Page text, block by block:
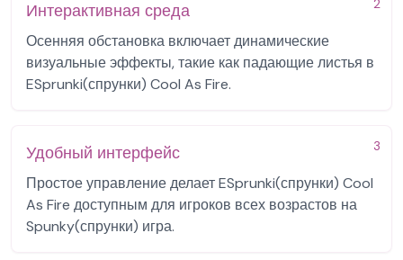
2
Интерактивная среда
Осенняя обстановка включает динамические
визуальные эффекты, такие как падающие листья в
ESprunki(спрунки) Cool As Fire.
3
Удобный интерфейс
Простое управление делает ESprunki(спрунки) Cool
As Fire доступным для игроков всех возрастов на
Spunky(спрунки) игра.